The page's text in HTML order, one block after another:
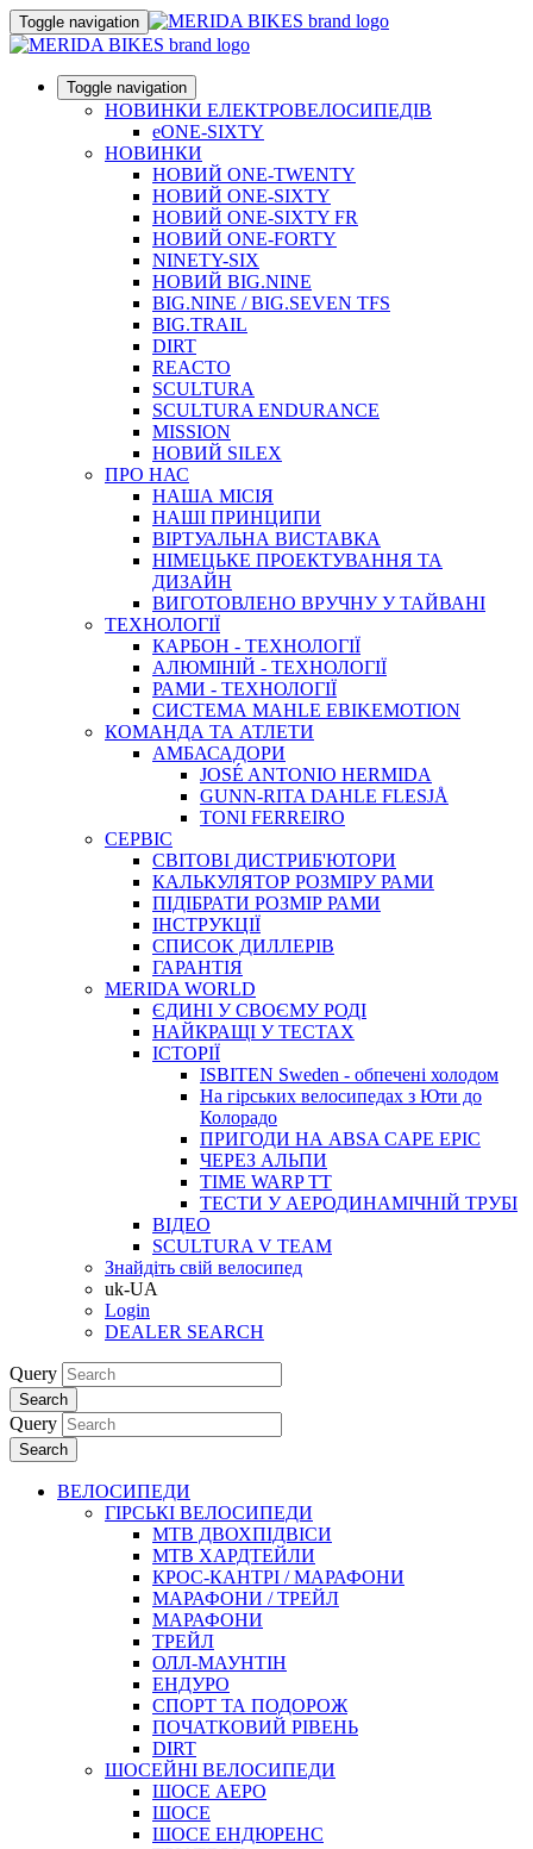
Toggle navigation
Toggle navigation
НОВИНКИ ЕЛЕКТРОВЕЛОСИПЕДІВ
eONE-SIXTY
НОВИНКИ
НОВИЙ ONE-TWENTY
НОВИЙ ONE-SIXTY
НОВИЙ ONE-SIXTY FR
НОВИЙ ONE-FORTY
NINETY-SIX
НОВИЙ BIG.NINE
BIG.NINE / BIG.SEVEN TFS
BIG.TRAIL
DIRT
REACTO
SCULTURA
SCULTURA ENDURANCE
MISSION
НОВИЙ SILEX
ПРО НАС
НАША МICIЯ
НАШI ПРИНЦИПИ
ВIРТУАЛЬНА ВИСТАВКА
НІМЕЦЬКЕ ПРОЕКТУВАННЯ ТА
ДИЗАЙН
ВИГОТОВЛЕНО ВРУЧНУ У ТАЙВАНІ
ТЕХНОЛОГІЇ
КАРБОН - ТЕХНОЛОГІЇ
АЛЮМІНІЙ - ТЕХНОЛОГІЇ
РАМИ - ТЕХНОЛОГІЇ
СИСТЕМА MAHLE EBIKEMOTION
КОМАНДА ТА АТЛЕТИ
АМБАСАДОРИ
JOSÉ ANTONIO HERMIDA
GUNN-RITA DAHLE FLESJÅ
TONI FERREIRO
СЕРВІС
СВІТОВІ ДИСТРИБ'ЮТОРИ
КАЛЬКУЛЯТОР РОЗМIРУ РАМИ
ПІДІБРАТИ РОЗМІР РАМИ
IНСТРУКЦIЇ
СПИСОК ДИЛЛЕРІВ
ГАРАНТIЯ
MERIDA WORLD
ЄДИНI У СВОЄМУ РОДI
НАЙКРАЩІ У ТЕСТАХ
ІСТОРІЇ
ISBITEN Sweden - обпечені холодом
На гірських велосипедах з Юти до
Колорадо
ПРИГОДИ НА ABSA CAPE EPIC
ЧЕРЕЗ АЛЬПИ
TIME WARP TT
ТЕСТИ У АЕРОДИНАМІЧНІЙ ТРУБІ
ВІДЕО
SCULTURA V TEAM
Знайдіть свій велосипед
uk-UA
Login
DEALER SEARCH
Query
Search
Query
Search
ВЕЛОСИПЕДИ
ГІРСЬКІ ВЕЛОСИПЕДИ
MTB ДВОХПIДВIСИ
MTB ХАРДТЕЙЛИ
КРОС-КАНТРI / МАРАФОНИ
МАРАФОНИ / ТРЕЙЛ
МАРАФОНИ
ТРЕЙЛ
ОЛЛ-МАУНТIН
ЕНДУРО
СПОРТ ТА ПОДОРОЖ
ПОЧАТКОВИЙ РIВЕНЬ
DIRT
ШОСЕЙНІ ВЕЛОСИПЕДИ
ШОСЕ АЕРО
ШОСЕ
ШОСЕ ЕНДЮРЕНС